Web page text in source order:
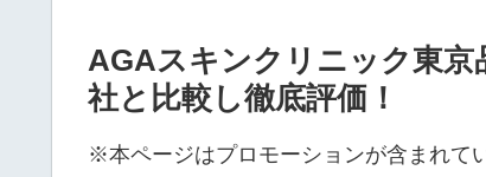
AGAスキンクリニック東
社と比較し徹底評価！
※本ページはプロモーションが含まれて